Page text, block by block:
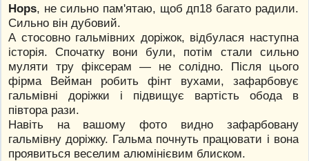
Hops, не сильно пам'ятаю, щоб дп18 багато радили.
Сильно він дубовий.
А стосовно гальмівних доріжок, відбулася наступна
історія. Спочатку вони були, потім стали сильно
муляти тру фіксерам — не солідно. Після цього
фірма Вейман робить фінт вухами, зафарбовує
гальмівні доріжки і підвищує вартість обода в
півтора рази.
Навіть на вашому фото видно зафарбовану
гальмівну доріжку. Гальма почнуть працювати і вона
проявиться веселим алюмінієвим блиском.